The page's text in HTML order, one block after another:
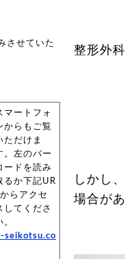
整形外
しかし
場合が
させていた
マートフォ
からもご覧
ただけま
。左のバー
ードを読み
るか下記UR
からアクセ
してくださ
。
seikotsu.co